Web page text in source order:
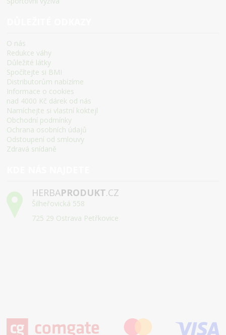
O nás
Redukce váhy
Důležité látky
Spočítejte si BMI
Distributorům nabízíme
Informace o cookies
nad 4000 Kč dárek od nás
Namíchejte si vlastní koktejl
Obchodní podmínky
Ochrana osobních údajů
Odstoupení od smlouvy
Zdravá snídaně
HERBAPRODUKT.CZ
Šilheřovická 558
725 29 Ostrava Petřkovice